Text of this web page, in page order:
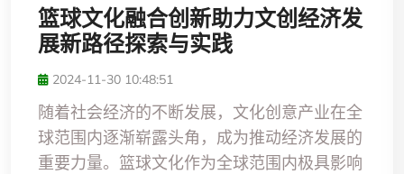
篮球文化融合创新助力文创经济发
展新路径探索与实践
2024-11-30 10:48:51
随着社会经济的不断发展，文化创意产业在全
球范围内逐渐崭露头角，成为推动经济发展的
重要力量。篮球文化作为全球范围内极具影响